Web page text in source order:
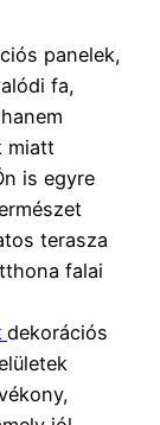
panelek,
fa,
miatt
is egyre
terasza
falai
dekorációs